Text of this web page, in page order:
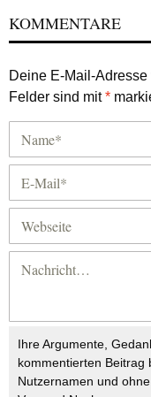
KOMMENTARE
Deine E-Mail-
Felder sind mit*
Ihre Argumente,
kommentierten Beitrag
Nutzernamen und